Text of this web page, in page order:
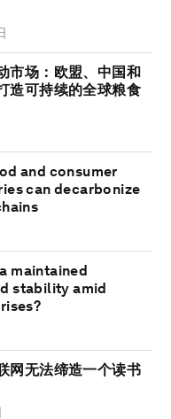
市场：欧盟、中国和
造可持续的全球粮食
and consumer
can decarbonize
maintained
stability amid
网无法缔造一个读书